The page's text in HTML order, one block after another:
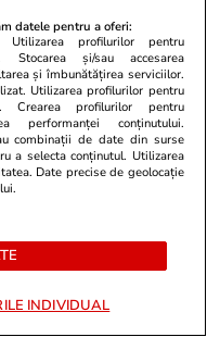
Reportaj
11 iul.
datele pentru a oferi:
Utilizarea profilurilor pentru
Stocarea și/sau accesarea
și îmbunătățirea serviciilor.
Utilizarea profilurilor pentru
Crearea profilurilor pentru
performanței conținutului.
combinații de date din surse
a selecta conținutul. Utilizarea
Date precise de geolocație
INDIVIDUAL